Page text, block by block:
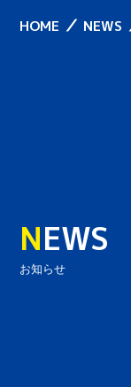
HOME ／ NEWS
NEWS
お知らせ